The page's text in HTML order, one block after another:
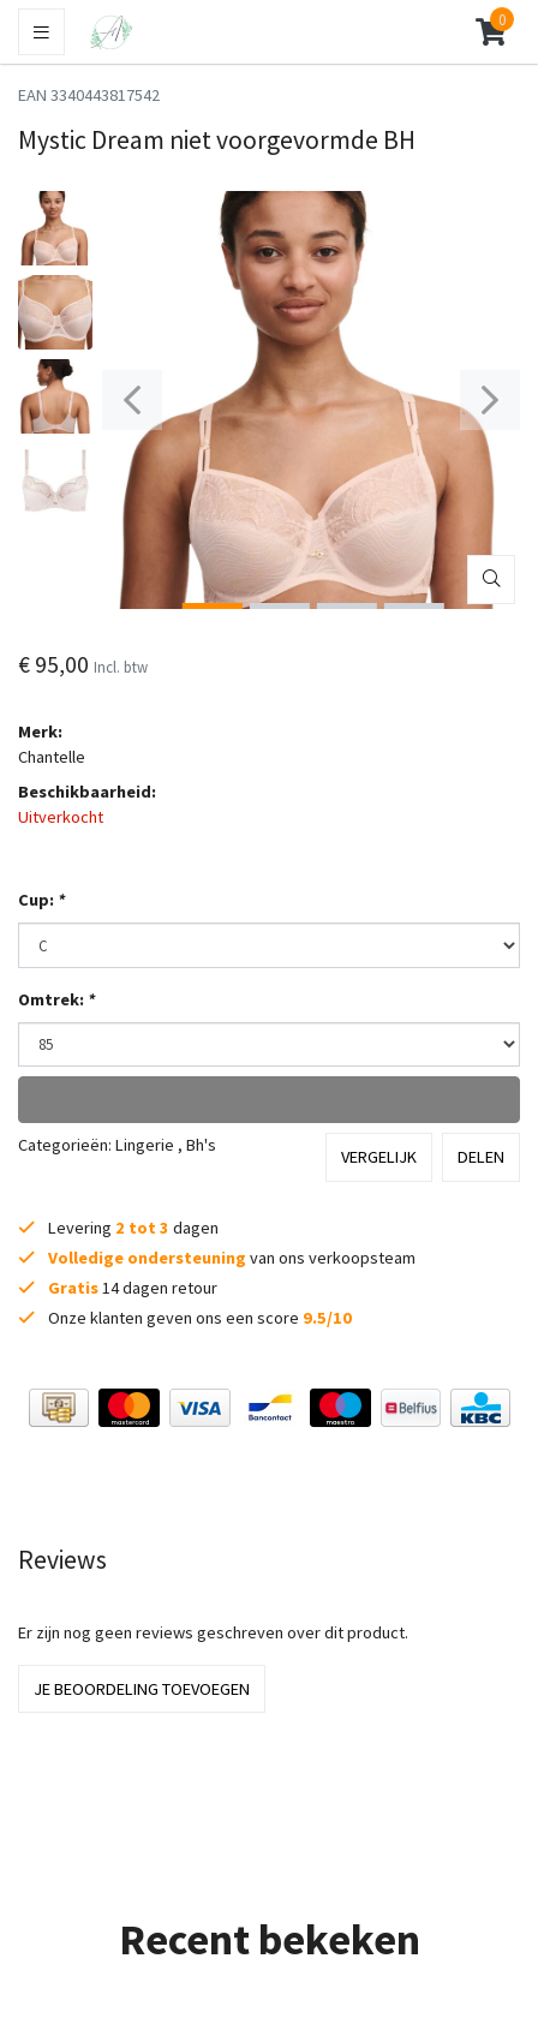
0
EAN 3340443817542
Mystic Dream niet voorgevormde BH
€ 95,00 Incl. btw
Merk:
Chantelle
Beschikbaarheid:
Uitverkocht
Cup: *
Omtrek: *
Categorieën: Lingerie , Bh's
VERGELIJK DELEN
Levering 2 tot 3 dagen
Volledige ondersteuning van ons verkoopsteam
Gratis14 dagen retour
Onze klanten geven ons een score 9.5/10
Reviews
Er zijn nog geen reviews geschreven over dit product.
JE BEOORDELING TOEVOEGEN
Recent bekeken